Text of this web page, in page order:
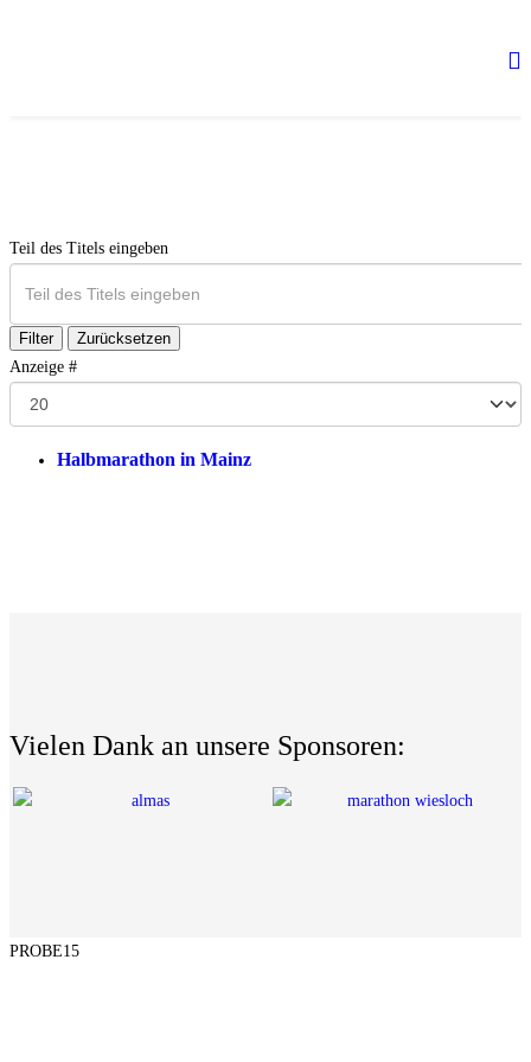
Teil des Titels eingeben
Filter
Zurücksetzen
Anzeige #
Halbmarathon in Mainz
Vielen Dank an unsere Sponsoren: